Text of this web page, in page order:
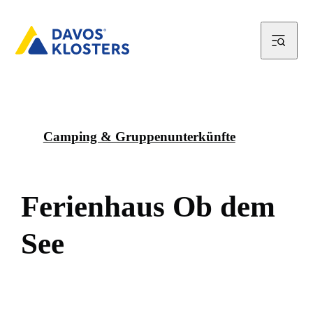
Camping & Gruppenunterkünfte
Ferienhaus Ob dem
See